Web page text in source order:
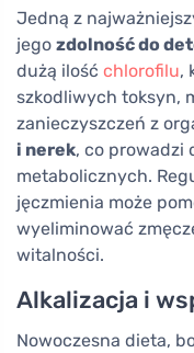
Jedną z
jego zdolność do
dużą ilość chlorofilu,
szkodliwych toksyn,
zanieczyszczeń z
i nerek, co prowadzi
metabolicznych.
jęczmienia może
wyeliminować
witalności.
Alkalizacja i
Nowoczesna dieta,